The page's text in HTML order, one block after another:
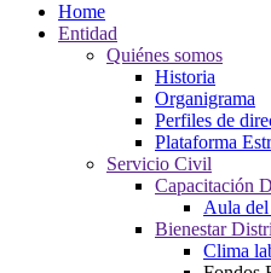
Home
Entidad
Quiénes somos
Historia
Organigrama
Perfiles de
Plataforma
Servicio Civil
Capacitación
Aula
Bienestar
Clima